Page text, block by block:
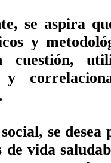
se aspira
y
cuestión,
y
se
de vida